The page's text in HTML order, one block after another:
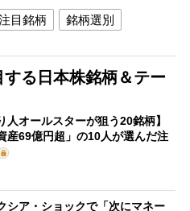
目銘柄 銘柄選別
する日本株銘柄＆テー
人オールスターが狙う20銘柄】
産69億円超」の10人が選んだ注
シア・ショックで「次にマネー